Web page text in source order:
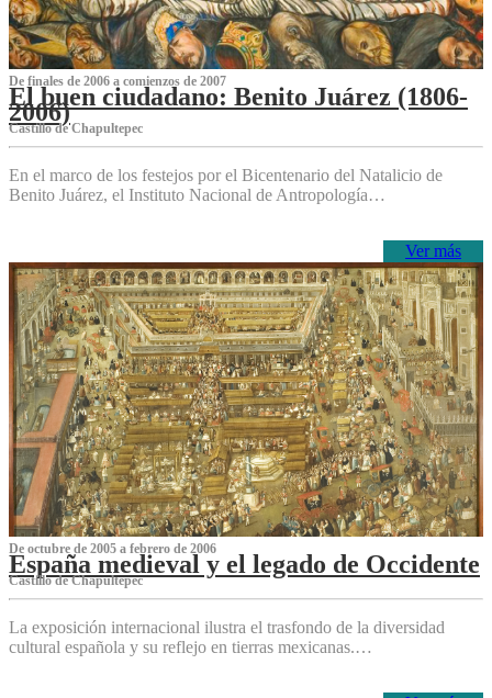
De finales de 2006 a comienzos de 2007
El buen ciudadano: Benito Juárez (1806-
2006)
Castillo de Chapultepec
En el marco de los festejos por el Bicentenario del Natalicio de
Benito Juárez, el Instituto Nacional de Antropología…
Ver más
De octubre de 2005 a febrero de 2006
España medieval y el legado de Occidente
Castillo de Chapultepec
La exposición internacional ilustra el trasfondo de la diversidad
cultural española y su reflejo en tierras mexicanas.…